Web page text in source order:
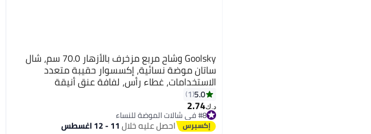
Goolsky وشاح مربع مزخرف بالأزهار 70.0 سم، شال
ساتان موضة نسائية، إكسسوار حقيبة متعدد
الاستخدامات، غطاء رأس، لفافة عنق أنيقة
5.0
1
د.ك‏2.74
#8 في شالات الموضة للنساء
#8 في شالات الموضة للنساء احصل عليه خلال11 - 12 اغسطس